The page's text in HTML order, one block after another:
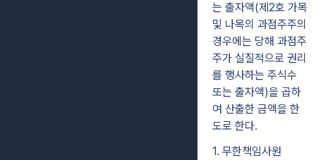
는 출자액(제2호 가목
및 나목의 과점주주의
경우에는 당해 과점주
주가 실질적으로 권리
를 행사하는 주식수
또는 출자액)을 곱하
여 산출한 금액을 한
도로 한다.
1. 무한책임사원